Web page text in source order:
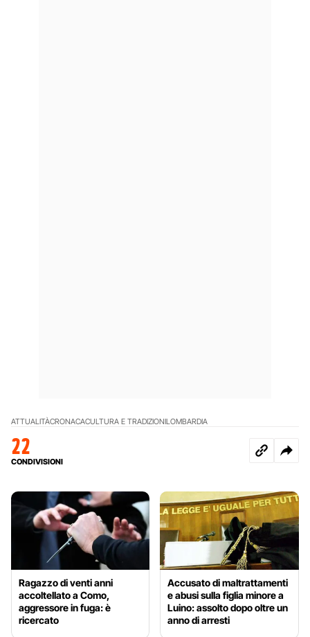
ATTUALITÀCRONACACULTURA E TRADIZIONILOMBARDIA
22
CONDIVISIONI
Ragazzo di venti anni
accoltellato a Como,
aggressore in fuga: è
ricercato
Accusato di maltrattamenti
e abusi sulla figlia minore a
Luino: assolto dopo oltre un
anno di arresti